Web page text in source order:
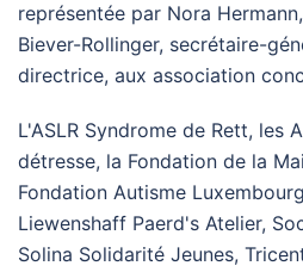
représentée par Nora
Biever-Rollinger, secrétaire-
directrice, aux association
L'ASLR Syndrome de Rett, les
détresse, la Fondation de la
Fondation Autisme
Liewenshaff Paerd's Atelier,
Solina Solidarité Jeunes,